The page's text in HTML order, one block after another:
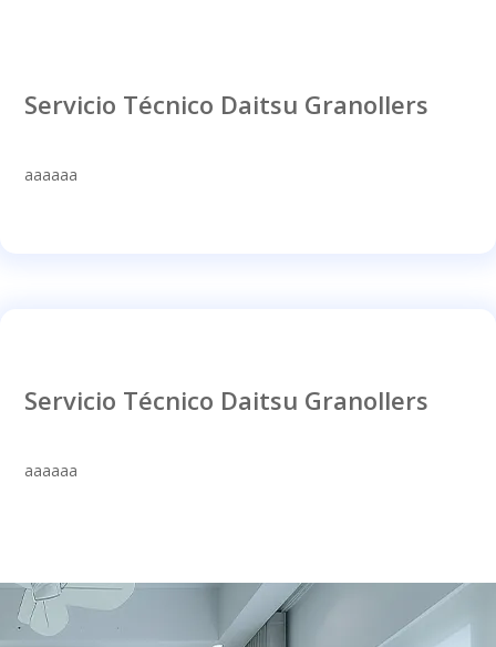
Servicio Técnico Daitsu Granollers
aaaaaa
Servicio Técnico Daitsu Granollers
aaaaaa